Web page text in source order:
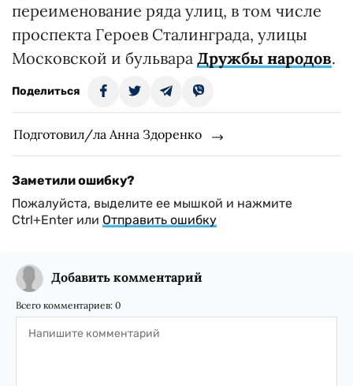
переименование ряда улиц, в том числе
проспекта Героев Сталинграда, улицы
Московской и бульвара Дружбы народов.
Поделиться
Подготовил/ла Анна Здоренко
Заметили ошибку?
Пожалуйста, выделите ее мышкой и нажмите
Ctrl+Enter или Отправить ошибку
Добавить комментарий
Всего комментариев: 0